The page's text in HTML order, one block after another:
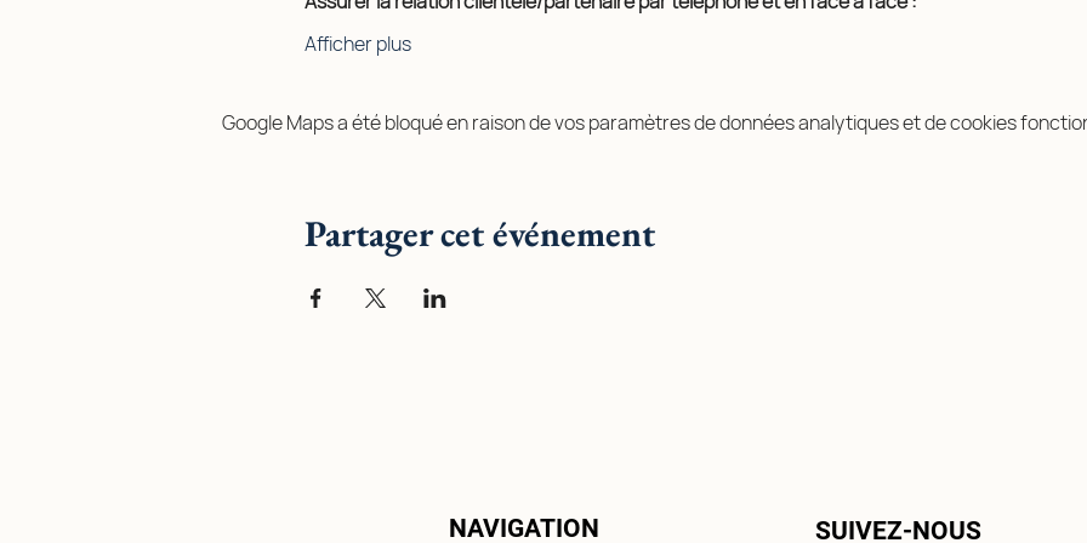
Afficher plus
Google Maps a été bloqué en raison de vos paramètres de données analytiques et de cookies
Partager cet événement
NAVIGATION SUIVEZ-NOUS